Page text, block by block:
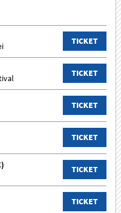
TICKET
TICKET
TICKET
TICKET
TICKET
TICKET